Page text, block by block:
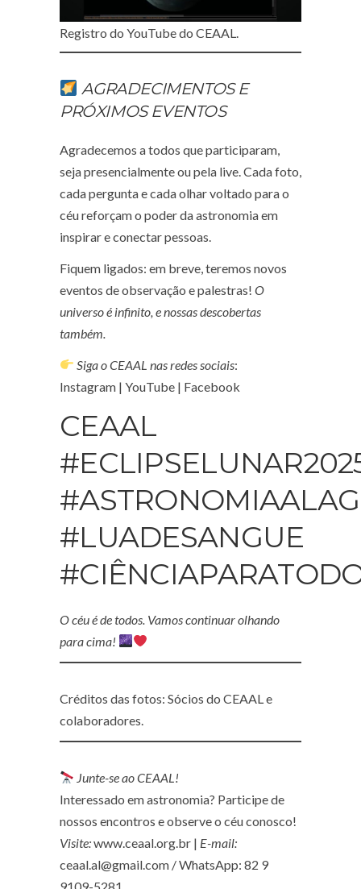
Registro do YouTube do CEAAL.
AGRADECIMENTOS E
PRÓXIMOS EVENTOS
Agradecemos a todos que participaram,
seja presencialmente ou pela live. Cada foto,
cada pergunta e cada olhar voltado para o
céu reforçam o poder da astronomia em
inspirar e conectar pessoas.
Fiquem ligados: em breve, teremos novos
eventos de observação e palestras! O
universo é infinito, e nossas descobertas
também.
Siga o CEAAL nas redes sociais:
Instagram | YouTube | Facebook
CEAAL
#LUADESANGUE
O céu é de todos. Vamos continuar olhando
para cima!
Créditos das fotos: Sócios do CEAAL e
colaboradores.
Junte-se ao CEAAL!
Interessado em astronomia? Participe de
nossos encontros e observe o céu conosco!
Visite:www.ceaal.org.br | E-mail:
ceaal.al@gmail.com / WhatsApp: 82 9